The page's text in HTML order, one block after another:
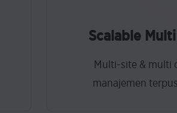
Scalable
Multi-site & multi
manajemen